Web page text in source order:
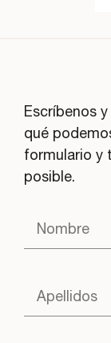
Escríbenos
qué
formulario y
posible.